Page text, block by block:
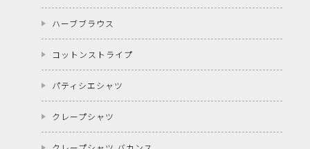
ハーブブラウス
コットンストライプ
パティシエシャツ
クレープシャツ